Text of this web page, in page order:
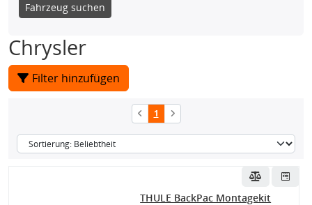
Fahrzeug suchen
Chrysler
Filter hinzufügen
1
THULE BackPac Montagekit